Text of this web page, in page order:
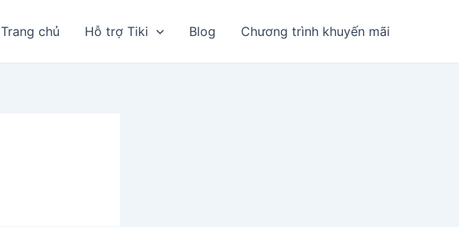
Trang chủ Hỗ trợ Tiki Blog Chương trình khuyến mãi